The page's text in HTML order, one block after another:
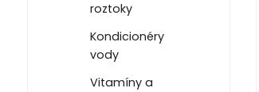
roztoky
Kondicionéry
vody
Vitamíny a